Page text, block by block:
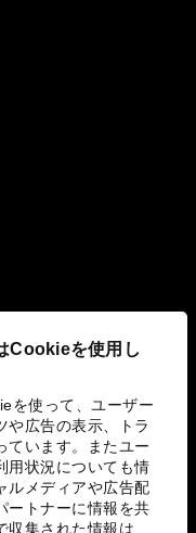
Cookieを使用し
を使って、ユーザー
や広告の表示、トラ
ています。またユー
用状況についても情
ルメディアや広告配
ートナーに情報を共
集された情報は、